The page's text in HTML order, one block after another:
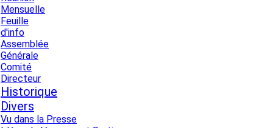
Mensuelle
Feuille
d'info
Assemblée
Générale
Comité
Directeur
Historique
Divers
Vu dans la Presse